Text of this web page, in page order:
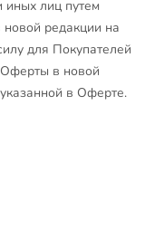
иных лиц путем
редакции на
для Покупателей
Оферты в новой
в Оферте.